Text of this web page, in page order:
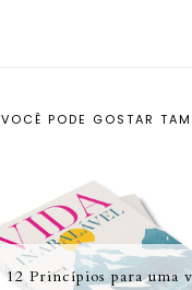
VOCÊ PODE GOSTAR
12 Princípios para uma